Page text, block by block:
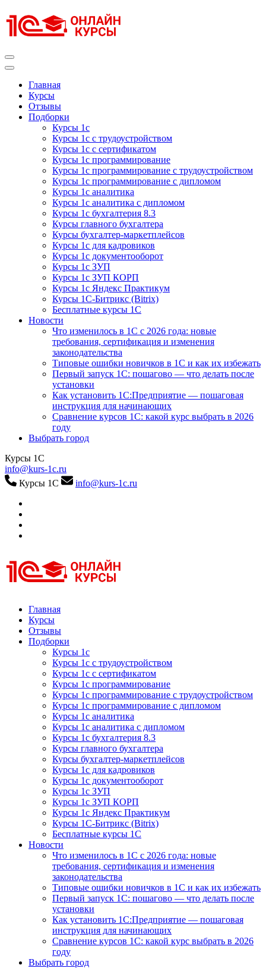
к
содержимому
Главная
Курсы
Отзывы
Подборки
Курсы 1с
Курсы 1с с трудоустройством
Курсы 1с с сертификатом
Курсы 1с программирование
Курсы 1с программирование с трудоустройством
Курсы 1с программирование с дипломом
Курсы 1с аналитика
Курсы 1с аналитика с дипломом
Курсы 1с бухгалтерия 8.3
Курсы главного бухгалтера
Курсы бухгалтер-маркетплейсов
Курсы 1с для кадровиков
Курсы 1с документооборот
Курсы 1с ЗУП
Курсы 1с ЗУП КОРП
Курсы 1с Яндекс Практикум
Курсы 1С-Битрикс (Bitrix)
Бесплатные курсы 1С
Новости
Что изменилось в 1С с 2026 года: новые
требования, сертификация и изменения
законодательства
Типовые ошибки новичков в 1С и как их избежать
Первый запуск 1С: пошагово — что делать после
установки
Как установить 1С:Предприятие — пошаговая
инструкция для начинающих
Сравнение курсов 1С: какой курс выбрать в 2026
году
Выбрать город
Курсы 1С
info@kurs-1c.ru
Курсы 1С
info@kurs-1c.ru
Курсы 1С
Курсы 1С официальная сертификация
Главная
Курсы
Отзывы
Подборки
Курсы 1с
Курсы 1с с трудоустройством
Курсы 1с с сертификатом
Курсы 1с программирование
Курсы 1с программирование с трудоустройством
Курсы 1с программирование с дипломом
Курсы 1с аналитика
Курсы 1с аналитика с дипломом
Курсы 1с бухгалтерия 8.3
Курсы главного бухгалтера
Курсы бухгалтер-маркетплейсов
Курсы 1с для кадровиков
Курсы 1с документооборот
Курсы 1с ЗУП
Курсы 1с ЗУП КОРП
Курсы 1с Яндекс Практикум
Курсы 1С-Битрикс (Bitrix)
Бесплатные курсы 1С
Новости
Что изменилось в 1С с 2026 года: новые
требования, сертификация и изменения
законодательства
Типовые ошибки новичков в 1С и как их избежать
Первый запуск 1С: пошагово — что делать после
установки
Как установить 1С:Предприятие — пошаговая
инструкция для начинающих
Сравнение курсов 1С: какой курс выбрать в 2026
году
Выбрать город